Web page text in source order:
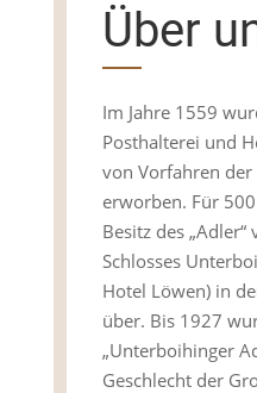
Über
Im Jahre 1559
Posthalterei und
von Vorfahren
erworben. Für
Besitz des
Schlosses
Hotel Löwen) in
über. Bis 1927
„Unterboihinger
Geschlecht der